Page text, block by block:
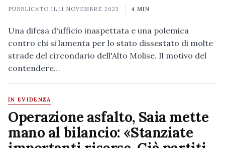
PUBBLICATO IL11 NOVEMBRE 2023 4 MIN
Una difesa d'ufficio inaspettata e una polemica
contro chi si lamenta per lo stato dissestato di molte
strade del circondario dell'Alto Molise. Il motivo del
contendere…
IN EVIDENZA
Operazione asfalto, Saia mette
mano al bilancio: «Stanziate